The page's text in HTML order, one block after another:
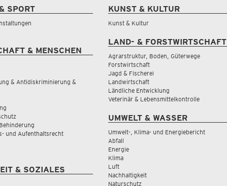
SPORT
& MENSCHEN
& Antidiskriminierung &
und Aufenthaltsrecht
& SOZIALES
KUNST & KULTUR
Kunst & Kultur
LAND- & FORSTWIRTSCHAFT
Agrarstruktur, Boden, Güterwege
Forstwirtschaft
Jagd & Fischerei
Landwirtschaft
Ländliche Entwicklung
Veterinär & Lebensmittelkontrolle
UMWELT & WASSER
Umwelt-, Klima- und Energiebericht
Abfall
Energie
Klima
Luft
Nachhaltigkeit
Naturschutz